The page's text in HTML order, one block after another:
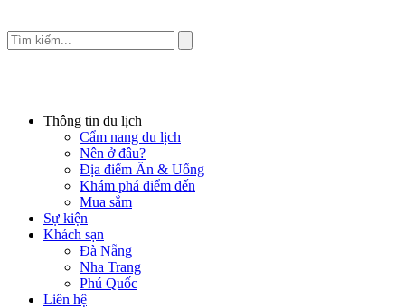
Thông tin du lịch
Cẩm nang du lịch
Nên ở đâu?
Địa điểm Ăn & Uống
Khám phá điểm đến
Mua sắm
Sự kiện
Khách sạn
Đà Nẵng
Nha Trang
Phú Quốc
Liên hệ